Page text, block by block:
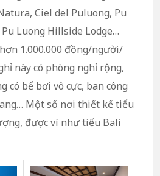
Ciel del Puluong, Pu
Luong Hillside Lodge…
1.000.000 đồng/người/
này có phòng nghỉ rộng,
có bể bơi vô cực, ban công
Một số nơi thiết kế tiểu
được ví như tiểu Bali